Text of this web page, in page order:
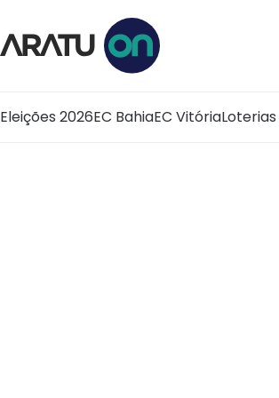
Eleições 2026EC BahiaEC VitóriaLoterias